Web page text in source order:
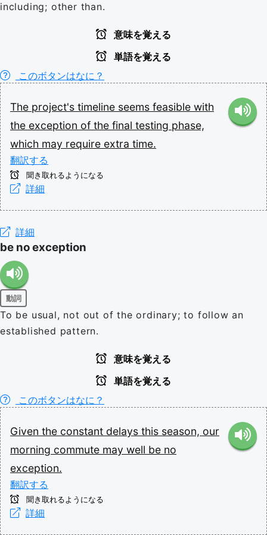
including; other than.
意味を覚える
単語を覚える
このボタンはなに？
The project's timeline seems feasible with
the exception of the final testing phase,
which may require extra time.
翻訳する
聞き取れるようになる
詳細
詳細
be no exception
動詞
To be usual, not out of the ordinary; to follow an
established pattern.
意味を覚える
単語を覚える
このボタンはなに？
Given the constant delays this season, our
morning commute may well be no
exception.
翻訳する
聞き取れるようになる
詳細